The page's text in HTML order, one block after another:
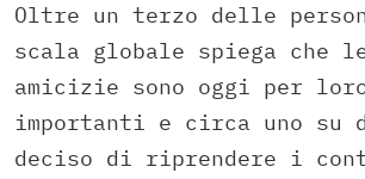
Oltre un terzo delle
scala globale spiega che
amicizie sono oggi per
importanti e circa uno su
deciso di riprendere i